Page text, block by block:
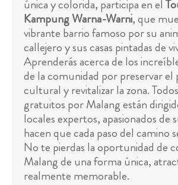
única y colorida, participa en el
Kampung Warna-Warni, que
vibrante barrio famoso por su
callejero y sus casas pintadas de
Aprenderás acerca de los
de la comunidad por preservar
cultural y revitalizar la zona.
gratuitos por Malang están
locales expertos, apasionados de
hacen que cada paso del camino
No te pierdas la oportunidad de
Malang de una forma única,
realmente memorable.